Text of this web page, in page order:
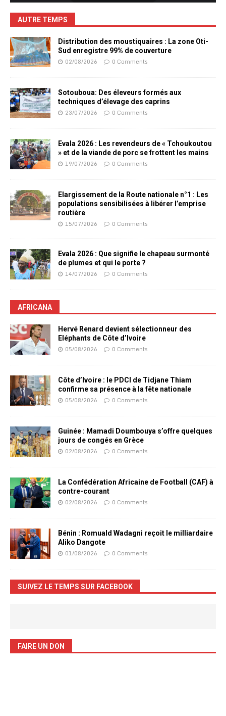
AUTRE TEMPS
Distribution des moustiquaires : La zone Oti-
Sud enregistre 99% de couverture
02/08/2026 0 Comments
Sotouboua: Des éleveurs formés aux
techniques d’élevage des caprins
23/07/2026 0 Comments
Evala 2026 : Les revendeurs de « Tchoukoutou
» et de la viande de porc se frottent les mains
19/07/2026 0 Comments
Elargissement de la Route nationale n°1 : Les
populations sensibilisées à libérer l’emprise
routière
15/07/2026 0 Comments
Evala 2026 : Que signifie le chapeau surmonté
de plumes et qui le porte ?
14/07/2026 0 Comments
AFRICANA
Hervé Renard devient sélectionneur des
Eléphants de Côte d’Ivoire
05/08/2026 0 Comments
Côte d’Ivoire : le PDCI de Tidjane Thiam
confirme sa présence à la fête nationale
05/08/2026 0 Comments
Guinée : Mamadi Doumbouya s’offre quelques
jours de congés en Grèce
02/08/2026 0 Comments
La Confédération Africaine de Football (CAF) à
contre-courant
02/08/2026 0 Comments
Bénin : Romuald Wadagni reçoit le milliardaire
Aliko Dangote
01/08/2026 0 Comments
SUIVEZ LE TEMPS SUR FACEBOOK
FAIRE UN DON